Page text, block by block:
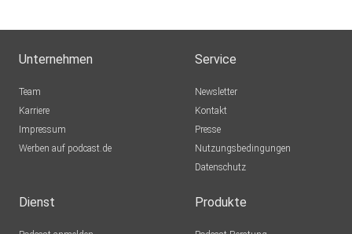
Unternehmen
Team
Karriere
Impressum
Werben auf podcast.de
Service
Newsletter
Kontakt
Presse
Nutzungsbedingungen
Datenschutz
Dienst Produkte